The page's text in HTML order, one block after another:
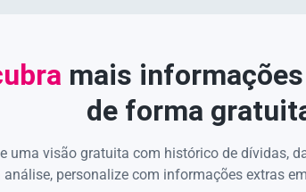
mais
de forma
uma visão gratuita com histórico de dívidas,
personalize com informações extras